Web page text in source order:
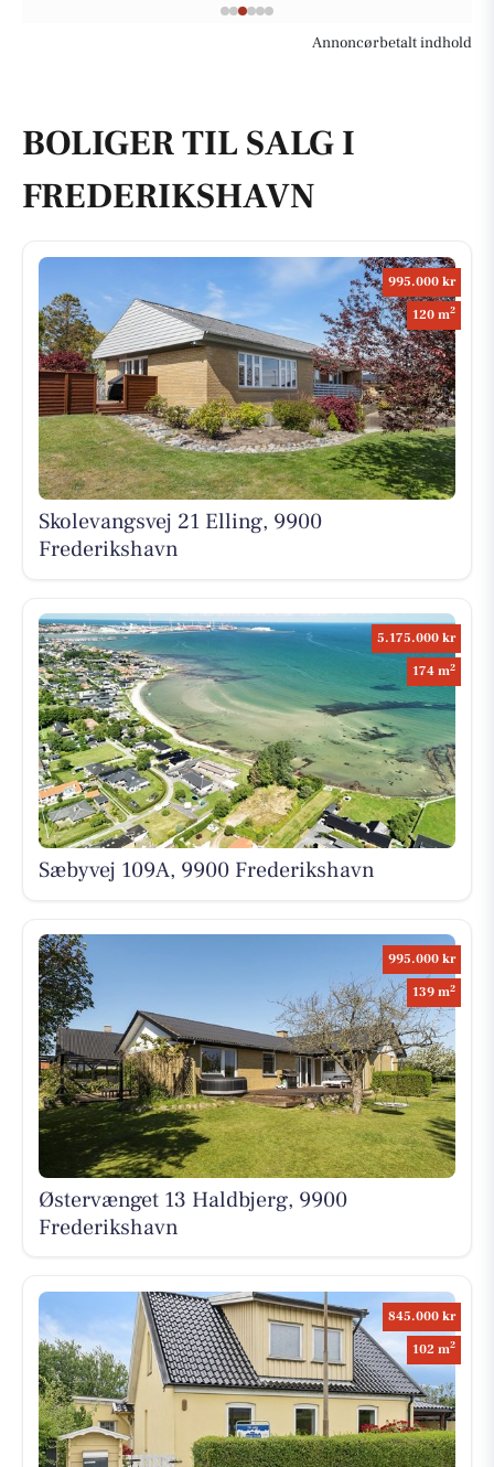
Annoncørbetalt indhold
BOLIGER TIL SALG I
FREDERIKSHAVN
995.000 kr
120 m2
Skolevangsvej 21 Elling, 9900
Frederikshavn
5.175.000 kr
174 m2
Sæbyvej 109A, 9900 Frederikshavn
995.000 kr
139 m2
Østervænget 13 Haldbjerg, 9900
Frederikshavn
845.000 kr
102 m2